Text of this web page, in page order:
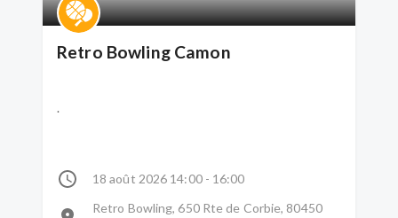
Retro Bowling Camon
.
18 août 2026 14:00 - 16:00
Retro Bowling, 650 Rte de Corbie, 80450